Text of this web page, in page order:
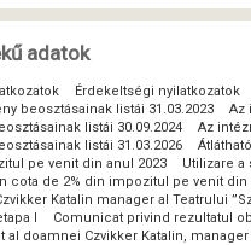
adatok
Érdekeltségi nyilatkozatok
beosztásainak listái 31.03.2023
Az
listái 30.09.2024
Az
listái 31.03.2026
pe venit din anul 2023
Utilizare
cota de 2% din impozitul pe venit din
Katalin manager al Teatrului
I
Comunicat privind rezultatul
al doamnei Czvikker Katalin,